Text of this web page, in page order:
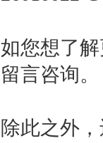
如您想了
留言咨询。
除此之外